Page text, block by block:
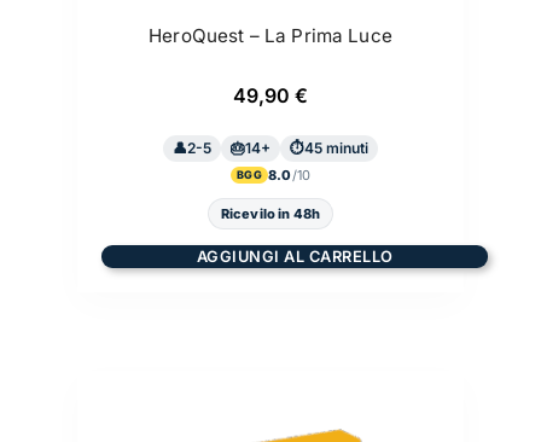
HeroQuest – La Prima Luce
49,90 €
2-5 14+ 45 minuti
BGG 8.0
Ricevilo in 48h
AGGIUNGI AL CARRELLO